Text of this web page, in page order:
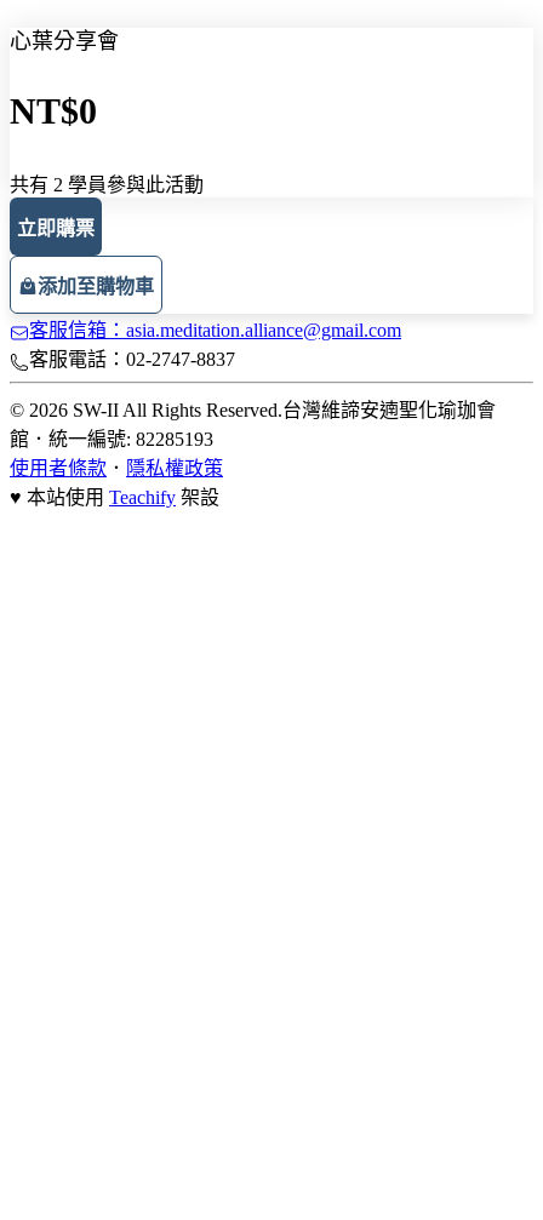
心葉分享會
NT$0
共有 2 學員參與此活動
立即購票
添加至購物車
客服信箱：asia.meditation.alliance@gmail.com
客服電話：02-2747-8837
© 2026 SW-II All Rights Reserved.台灣維諦安遖聖化瑜珈會
館 ． 統一編號: 82285193
使用者條款 ． 隱私權政策
♥ 本站使用 Teachify 架設